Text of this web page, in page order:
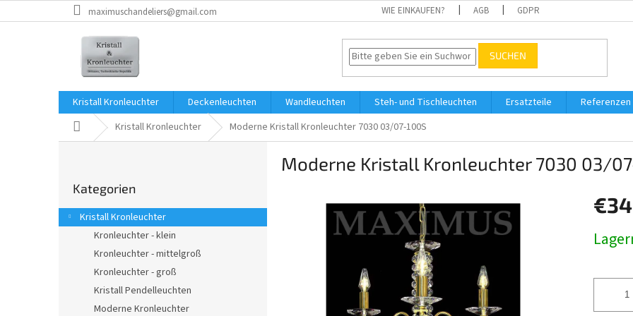
Inhalt
maximuschandeliers@gmail.com WIE EINKAUFEN? AGB GDPR
SUCHEN
Kristall Kronleuchter Deckenleuchten Wandleuchten Steh- und Tischleuchten Ersatzteile Referenzen
StartseiteKristall Kronleuchter Moderne Kristall Kronleuchter 7030 03/07-100S
e
n
überspringen
Kategorien
Kristall Kronleuchter
Kronleuchter - klein
Kronleuchter - mittelgroß
Kronleuchter - groß
Kristall Pendelleuchten
Moderne Kronleuchter
Moderne Kristall Kronleuchter 7030 03/